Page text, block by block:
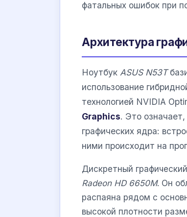
фатальных ошибок при
Архитектура
Ноутбук ASUS N53T
использование
технологией NVIDIA
Graphics. Это
графических ядра:
ними происходит на
Дискретный
Radeon HD 6650M. Он
распаяна рядом с
высокой плотности